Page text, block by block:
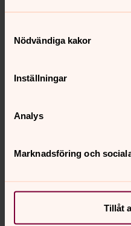
Nödvändiga kakor
Inställningar
Analys
Marknadsföring och
Tillåt
Om du letar efter en
bestämmelser, där alla
Svenska kyrkans
Gå till
Senast ändrad 22 april 2025
Synpunkter eller